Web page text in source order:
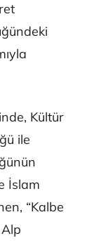
Kültür
ile
İslam
“Kalbe